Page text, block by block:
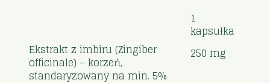
1
kapsułka
Ekstrakt z imbiru (Zingiber
officinale) – korzeń,
standaryzowany na min. 5%
250 mg